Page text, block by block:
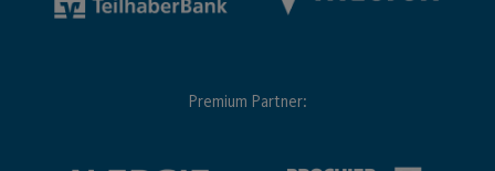
Premium Partner: